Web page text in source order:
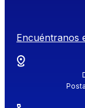
Encuéntranos